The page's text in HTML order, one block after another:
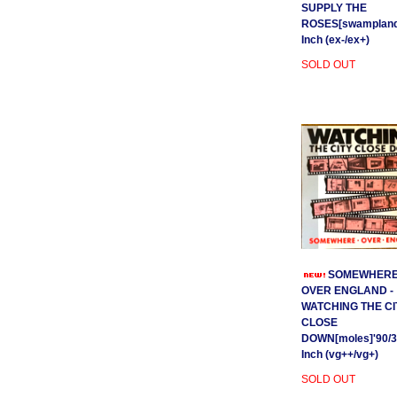
SUPPLY THE
Inch (ex-/ex+)
SOLD OUT
OVER ENGLAND -
WATCHING THE
CLOSE
DOWN[moles]'90/
Inch (vg++/vg+)
SOLD OUT